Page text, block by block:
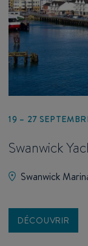
19 – 27
Swanwick
Swanwick
DÉCOUVRIR